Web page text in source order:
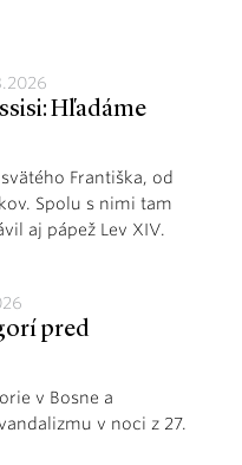
Hľadáme
Františka, od
Spolu s nimi tam
aj pápež Lev XIV.
pred
v Bosne a
v noci z 27.